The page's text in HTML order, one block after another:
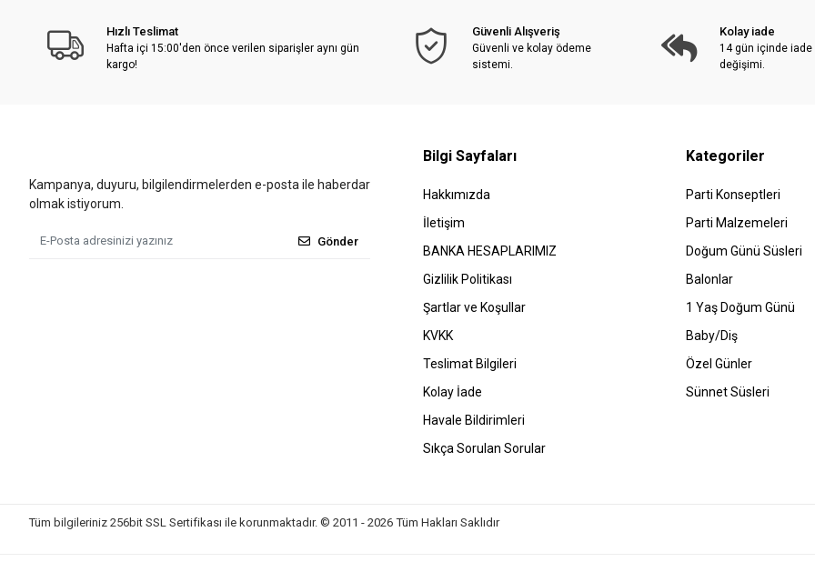
Hızlı Teslimat
Hafta içi 15:00'den önce verilen siparişler aynı gün
kargo!
Güvenli Alışveriş
Güvenli ve kolay ödeme
sistemi.
Kolay iade
14 gün içinde iade
değişimi.
Kampanya, duyuru, bilgilendirmelerden e-posta ile haberdar
olmak istiyorum.
Gönder
Bilgi Sayfaları
Hakkımızda
İletişim
BANKA HESAPLARIMIZ
Gizlilik Politikası
Şartlar ve Koşullar
KVKK
Teslimat Bilgileri
Kolay İade
Havale Bildirimleri
Sıkça Sorulan Sorular
Kategoriler
Parti Konseptleri
Parti Malzemeleri
Doğum Günü Süsleri
Balonlar
1 Yaş Doğum Günü
Baby/Diş
Özel Günler
Sünnet Süsleri
Tüm bilgileriniz 256bit SSL Sertifikası ile korunmaktadır. © 2011 - 2026 Tüm Hakları Saklıdır